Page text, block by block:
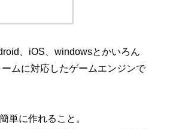
、iOS、windowsとかいろん
ムに対応したゲームエンジンで
単に作れること。